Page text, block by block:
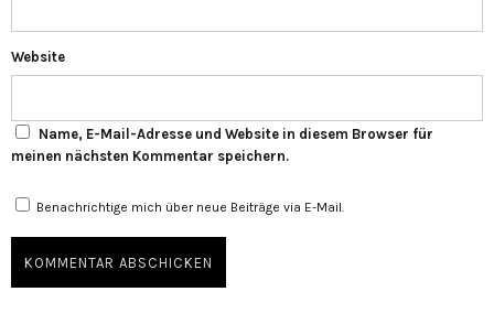
Website
Name, E-Mail-Adresse und Website in diesem Browser für
meinen nächsten Kommentar speichern.
Benachrichtige mich über neue Beiträge via E-Mail.